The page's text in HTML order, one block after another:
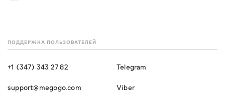
ПОДДЕРЖКА ПОЛЬЗОВАТЕЛЕЙ
+1 (347) 343 27 82
support@megogo.com
Telegram
Viber